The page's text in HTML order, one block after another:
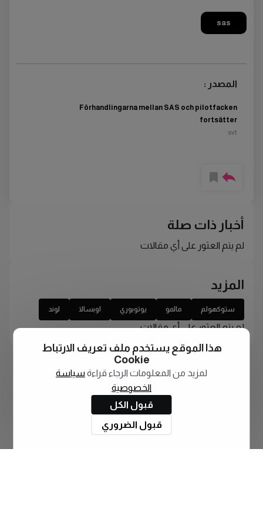
sas
المصدر :
Förhandlingarna mellan SAS och pilotfacken
fortsätter
svt
أخبار ذات صلة
لم يتم العثور على أي مقالات
المزيد
ستوكهولم مالمو يوتوبوري اوبسالا لوند
لم يتم العثور على أي مقالات
هذا الموقع يستخدم ملف تعريف الارتباط
Cookie
لمزيد من المعلومات الرجاء قراءة سياسة
الخصوصية
قبول الكل
قبول الضروري